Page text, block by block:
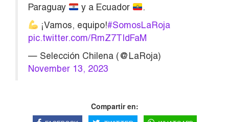
Paraguay
y a Ecuador
.
¡Vamos, equipo!#SomosLaRoja
pic.twitter.com/RmZ7TIdFaM
— Selección Chilena (@LaRoja)
November 13, 2023
Compartir en: